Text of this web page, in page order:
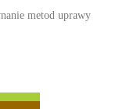
metod uprawy